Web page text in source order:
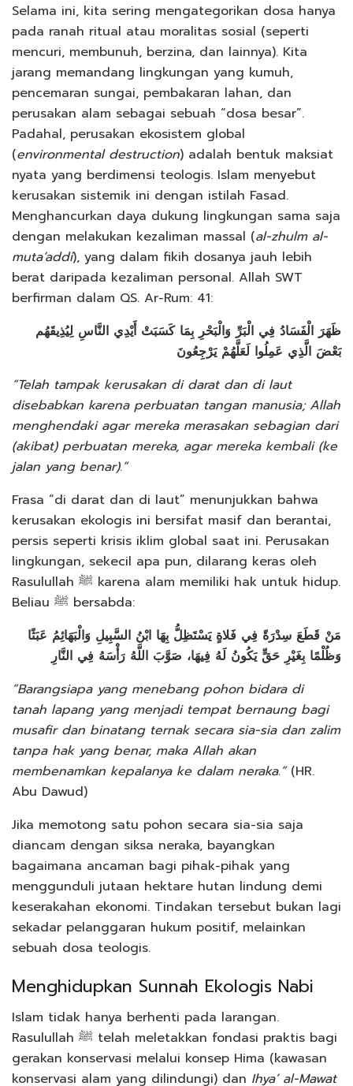
Selama ini, kita sering mengategorikan dosa hanya
pada ranah ritual atau moralitas sosial (seperti
mencuri, membunuh, berzina, dan lainnya). Kita
jarang memandang lingkungan yang kumuh,
pencemaran sungai, pembakaran lahan, dan
perusakan alam sebagai sebuah “dosa besar”.
Padahal, perusakan ekosistem global
(environmental destruction) adalah bentuk maksiat
nyata yang berdimensi teologis. Islam menyebut
kerusakan sistemik ini dengan istilah Fasad.
Menghancurkan daya dukung lingkungan sama saja
dengan melakukan kezaliman massal (al-zhulm al-
muta’addi), yang dalam fikih dosanya jauh lebih
berat daripada kezaliman personal. Allah SWT
berfirman dalam QS. Ar-Rum: 41:
ظَهَرَ الْفَسَادُ فِي الْبَرِّ وَالْبَحْرِ بِمَا كَسَبَتْ أَيْدِي النَّاسِ لِيُذِيقَهُم
بَعْضَ الَّذِي عَمِلُوا لَعَلَّهُمْ يَرْجِعُونَ
“Telah tampak kerusakan di darat dan di laut
disebabkan karena perbuatan tangan manusia; Allah
menghendaki agar mereka merasakan sebagian dari
(akibat) perbuatan mereka, agar mereka kembali (ke
jalan yang benar).”
Frasa “di darat dan di laut” menunjukkan bahwa
kerusakan ekologis ini bersifat masif dan berantai,
persis seperti krisis iklim global saat ini. Perusakan
lingkungan, sekecil apa pun, dilarang keras oleh
Rasulullah ﷺ karena alam memiliki hak untuk hidup.
Beliau ﷺ bersabda:
مَنْ قَطَعَ سِدْرَةً فِي فَلاةٍ يَسْتَظِلُّ بِهَا ابْنُ السَّبِيلِ وَالْبَهَائِمُ عَبَثًا
وَظُلْمًا بِغَيْرِ حَقٍّ يَكُونُ لَهُ فِيهَا، صَوَّبَ اللَّهُ رَأْسَهُ فِي النَّارِ
“Barangsiapa yang menebang pohon bidara di
tanah lapang yang menjadi tempat bernaung bagi
musafir dan binatang ternak secara sia-sia dan zalim
tanpa hak yang benar, maka Allah akan
membenamkan kepalanya ke dalam neraka.”(HR.
Abu Dawud)
Jika memotong satu pohon secara sia-sia saja
diancam dengan siksa neraka, bayangkan
bagaimana ancaman bagi pihak-pihak yang
menggunduli jutaan hektare hutan lindung demi
keserakahan ekonomi. Tindakan tersebut bukan lagi
sekadar pelanggaran hukum positif, melainkan
sebuah dosa teologis.
Menghidupkan Sunnah Ekologis Nabi
Islam tidak hanya berhenti pada larangan.
Rasulullah ﷺ telah meletakkan fondasi praktis bagi
gerakan konservasi melalui konsep Hima (kawasan
konservasi alam yang dilindungi) dan Ihya’ al-Mawat